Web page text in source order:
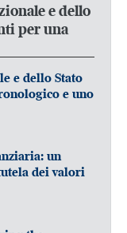
e dello
per una
e dello Stato
e uno
un
dei valori